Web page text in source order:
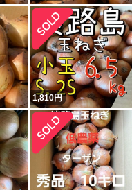
1,810円